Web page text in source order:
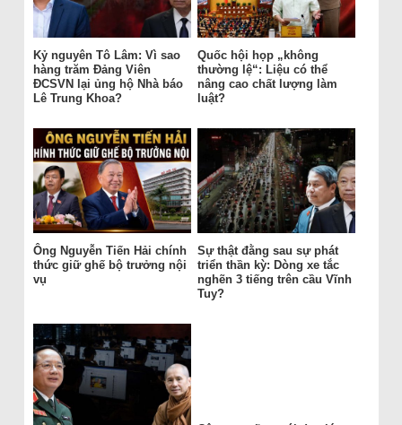
Kỷ nguyên Tô Lâm: Vì sao
hàng trăm Đảng Viên
ĐCSVN lại ủng hộ Nhà báo
Lê Trung Khoa?
Quốc hội họp „không
thường lệ“: Liệu có thể
nâng cao chất lượng làm
luật?
Ông Nguyễn Tiến Hải chính
thức giữ ghế bộ trưởng nội
vụ
Sự thật đằng sau sự phát
triển thần kỳ: Dòng xe tắc
nghẽn 3 tiếng trên cầu Vĩnh
Tuy?